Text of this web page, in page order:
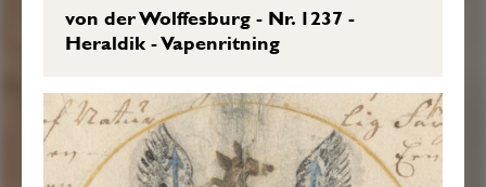
von der Wolffesburg - Nr. 1237 -
Heraldik - Vapenritning